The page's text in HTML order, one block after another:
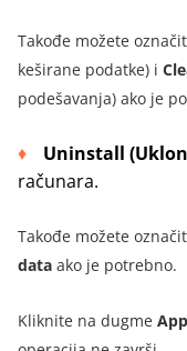
Takođe možete
keširane podatke) i
podešavanja) ako je
Uninstall
računara.
Takođe možete
data ako je potrebno.
Kliknite na dugme